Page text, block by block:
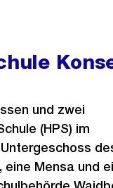
und zwei
(HPS) im
Mensa und